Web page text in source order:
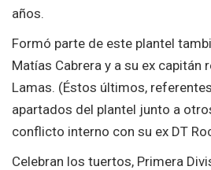
años.
Formó parte de este plantel
Matías Cabrera y a su ex capitán
Lamas. (Éstos últimos,
apartados del plantel junto a
conflicto interno con su ex DT
Celebran los tuertos, Primera